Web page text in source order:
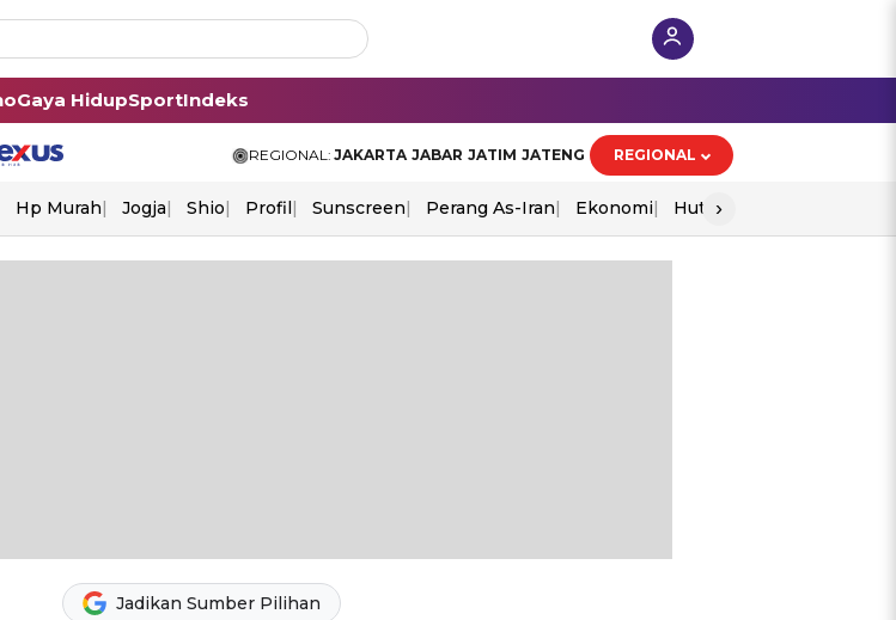
Gaya HidupSportIndeks
REGIONAL: JAKARTA JABAR JATIM JATENG REGIONAL
Hp Murah Jogja Shio Profil Sunscreen Perang As-Iran Ekonomi Hut Ri
›
Jadikan Sumber Pilihan